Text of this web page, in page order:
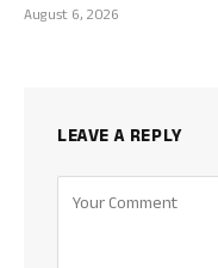
August 6, 2026
LEAVE A REPLY